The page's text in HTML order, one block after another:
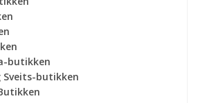
butikken
Sveits-butikken